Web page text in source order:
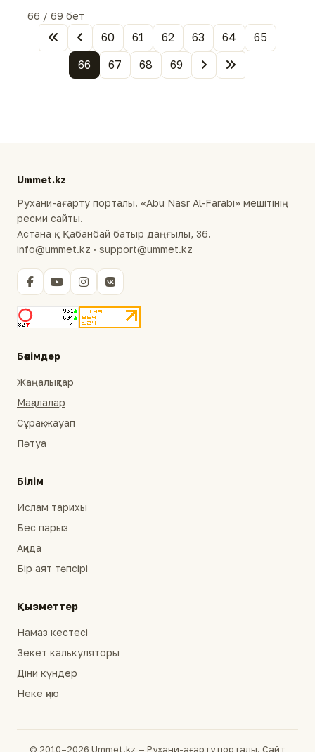
66 / 69 бет
60 61 62 63 64
65
66
67 68 69
Ummet.kz
Рухани-ағарту порталы. «Abu Nasr Al-Farabi» мешітінің
ресми сайты.
Астана қ., Қабанбай батыр даңғылы, 36.
info@ummet.kz · support@ummet.kz
Бөлімдер
Жаңалықтар
Мақалалар
Сұрақ-жауап
Пәтуа
Білім
Ислам тарихы
Бес парыз
Ақида
Бір аят тәпсірі
Қызметтер
Намаз кестесі
Зекет калькуляторы
Діни күндер
Неке қию
© 2010–2026 Ummet.kz — Рухани-ағарту порталы. Сайт